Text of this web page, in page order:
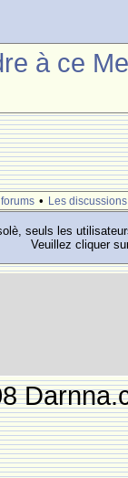
à ce
• Les discussions
seuls les
Veuillez cliquer